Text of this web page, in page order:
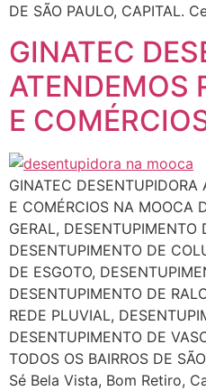
DE SÃO PAULO, CAPITAL.
GINATEC
ATENDEMOS
E
GINATEC DESENTUPIDORA
E COMÉRCIOS NA MOOCA
GERAL, DESENTUPIMENTO
DESENTUPIMENTO DE
DE ESGOTO,
DESENTUPIMENTO DE
REDE PLUVIAL,
DESENTUPIMENTO DE
TODOS OS BAIRROS DE
Sé Bela Vista, Bom Retiro,